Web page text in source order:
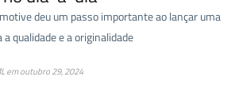
deu um passo importante ao lançar uma
qualidade e a originalidade
emoutubro 29, 2024